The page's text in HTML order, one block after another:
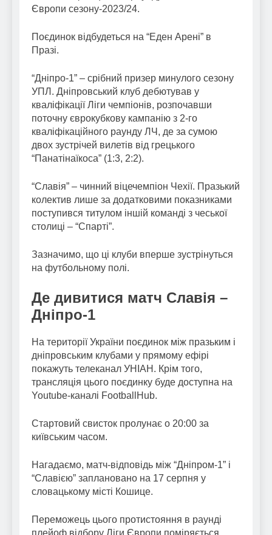
Європи сезону-2023/24.
Поєдинок відбудеться на “Еден Арені” в
Празі.
“Дніпро-1” – срібний призер минулого сезону
УПЛ. Дніпровський клуб дебютував у
кваліфікації Ліги чемпіонів, розпочавши
поточну єврокубкову кампанію з 2-го
кваліфікаційного раунду ЛЧ, де за сумою
двох зустрічей вилетів від грецького
“Панатінаїкоса” (1:3, 2:2).
“Славія” – чинний віцечемпіон Чехії. Празький
колектив лише за додатковими показниками
поступився титулом іншій команді з чеської
столиці – “Спарті”.
Зазначимо, що ці клуби вперше зустрінуться
на футбольному полі.
Де дивитися матч Славія –
Дніпро-1
На території України поєдинок між празьким і
дніпровським клубами у прямому ефірі
покажуть телеканал УНІАН. Крім того,
трансляція цього поєдинку буде доступна на
Youtube-каналі FootballHub.
Стартовий свисток пролунає о 20:00 за
київським часом.
Нагадаємо, матч-відповідь між “Дніпром-1” і
“Славією” заплановано на 17 серпня у
словацькому місті Кошице.
Переможець цього протистояння в раунді
плейоф відбору Ліги Європи поміряється